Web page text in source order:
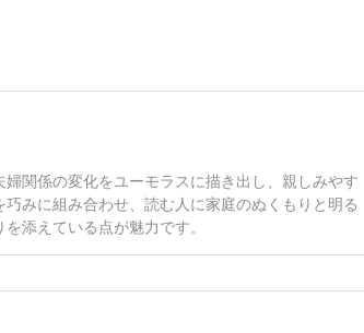
関係の変化をユーモラスに描き出し、親しみやす
みに組み合わせ、読む人に家庭のぬくもりと明る
添えている点が魅力です。